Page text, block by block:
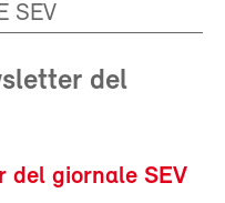
SEV
del
del giornale SEV